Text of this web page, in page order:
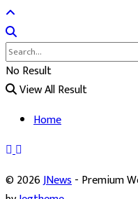
No Result
View All Result
Home
© 2026JNews- Premium